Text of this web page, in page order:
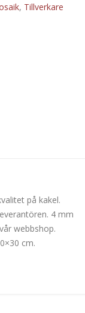
, Tillverkare
på kakel.
4 mm
webbshop.
cm.